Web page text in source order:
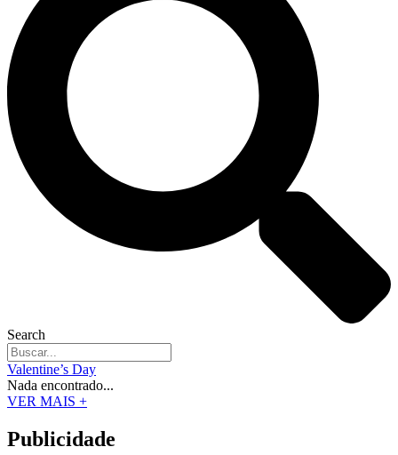
Search
Valentine’s Day
Nada encontrado...
VER MAIS +
Publicidade